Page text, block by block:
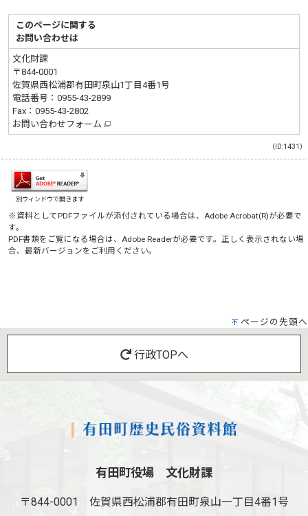
このページに関する
お問い合わせは
文化財課
〒844-0001
佐賀県西松浦郡有田町泉山1丁目4番1号
電話番号：0955-43-2899
Fax：0955-43-2802
お問い合わせフォーム
（ID:1431）
別ウィンドウで開きます
※資料としてPDFファイルが添付されている場合は、Adobe Acrobat(R)が必要で
す。
PDF書類をご覧になる場合は、Adobe Readerが必要です。正しく表示されない場
合、最新バージョンをご利用ください。
ページの先頭へ
行政TOPへ
有田町役場 文化財課
〒844-0001 佐賀県西松浦郡有田町泉山一丁目4番1号